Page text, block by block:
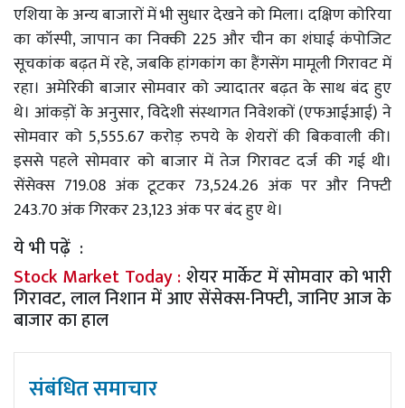
एशिया के अन्य बाजारों में भी सुधार देखने को मिला। दक्षिण कोरिया
का कॉस्पी, जापान का निक्की 225 और चीन का शंघाई कंपोजिट
सूचकांक बढ़त में रहे, जबकि हांगकांग का हैंगसेंग मामूली गिरावट में
रहा। अमेरिकी बाजार सोमवार को ज्यादातर बढ़त के साथ बंद हुए
थे। आंकड़ों के अनुसार, विदेशी संस्थागत निवेशकों (एफआईआई) ने
सोमवार को 5,555.67 करोड़ रुपये के शेयरों की बिकवाली की।
इससे पहले सोमवार को बाजार में तेज गिरावट दर्ज की गई थी।
सेंसेक्स 719.08 अंक टूटकर 73,524.26 अंक पर और निफ्टी
243.70 अंक गिरकर 23,123 अंक पर बंद हुए थे।
ये भी पढ़ें :
Stock Market Today :शेयर मार्केट में सोमवार को भारी
गिरावट, लाल निशान में आए सेंसेक्स-निफ्टी, जानिए आज के
बाजार का हाल
संबंधित समाचार